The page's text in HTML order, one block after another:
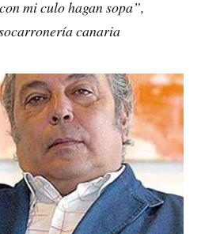
mi culo hagan sopa”,
canaria